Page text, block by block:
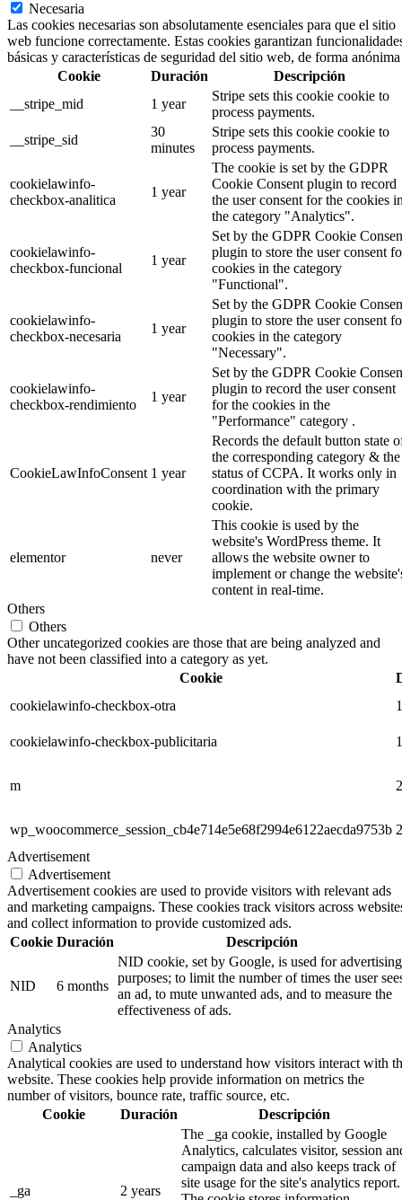
Necesaria
Las cookies necesarias son absolutamente esenciales para que el sitio
web funcione correctamente. Estas cookies garantizan
básicas y características de seguridad del sitio web, de forma anónima
Cookie
Duración
Descripción
__stripe_mid
1 year
Stripe sets this cookie cookie to
process payments.
__stripe_sid
30
minutes
Stripe sets this cookie cookie to
process payments.
cookielawinfo-
checkbox-analitica
1 year
The cookie is set by the GDPR
Cookie Consent plugin to record
the user consent for the cookies
the category "Analytics".
cookielawinfo-
checkbox-funcional
1 year
Set by the GDPR Cookie
plugin to store the user consent
cookies in the category
"Functional".
cookielawinfo-
checkbox-necesaria
1 year
Set by the GDPR Cookie
plugin to store the user consent
cookies in the category
"Necessary".
cookielawinfo-
checkbox-rendimiento
1 year
Set by the GDPR Cookie
plugin to record the user consent
for the cookies in the
"Performance" category .
CookieLawInfoConsent 1 year
Records the default button state
the corresponding category & the
status of CCPA. It works only in
coordination with the primary
cookie.
elementor never
This cookie is used by the
website's WordPress theme. It
allows the website owner to
implement or change the
content in real-time.
Others
Others
Other uncategorized cookies are those that are being analyzed and
have not been classified into a category as yet.
Cookie
cookielawinfo-checkbox-otra
cookielawinfo-checkbox-publicitaria
m
wp_woocommerce_session_cb4e714e5e68f2994e6122aecda9753b
Advertisement
Advertisement
Advertisement cookies are used to provide visitors with relevant ads
and marketing campaigns. These cookies track visitors across
and collect information to provide customized ads.
Cookie Duración Descripción
NID 6 months
NID cookie, set by Google, is used for advertising
purposes; to limit the number of times the user
an ad, to mute unwanted ads, and to measure the
effectiveness of ads.
Analytics
Analytics
Analytical cookies are used to understand how visitors interact with
website. These cookies help provide information on metrics the
number of visitors, bounce rate, traffic source, etc.
Cookie
Duración Descripción
_ga 2 years
The _ga cookie, installed by Google
Analytics, calculates visitor, session
campaign data and also keeps track of
site usage for the site's analytics report.